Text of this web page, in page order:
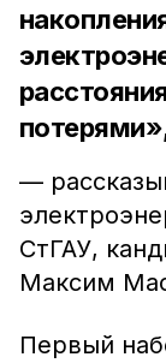
—
СтГАУ,
Максим
Первый